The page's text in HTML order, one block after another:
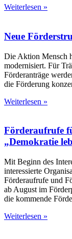
Weiterlesen »
Neue
Die Aktion Mensch
modernisiert. Für
Förderanträge
die Förderung
Weiterlesen »
Förderaufrufe
„Demokratie
Mit Beginn des
interessierte
Förderaufrufe und
ab August im
die kommende
Weiterlesen »